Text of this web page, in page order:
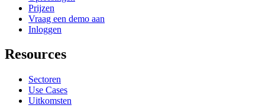
Prijzen
Vraag een demo aan
Inloggen
Resources
Sectoren
Use Cases
Uitkomsten